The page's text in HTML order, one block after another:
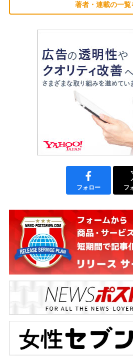
著者・連載の一覧
フォロー フ